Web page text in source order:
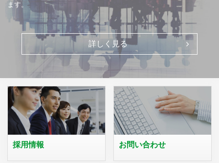
ます。
詳しく見る
採用情報 お問い合わせ